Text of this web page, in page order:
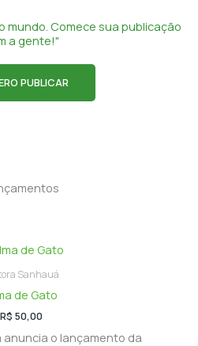
mundo. Comece sua publicação
a gente!"
PUBLICAR
Sanhauá
de Gato
R$ 50,00
anuncia o lançamento da